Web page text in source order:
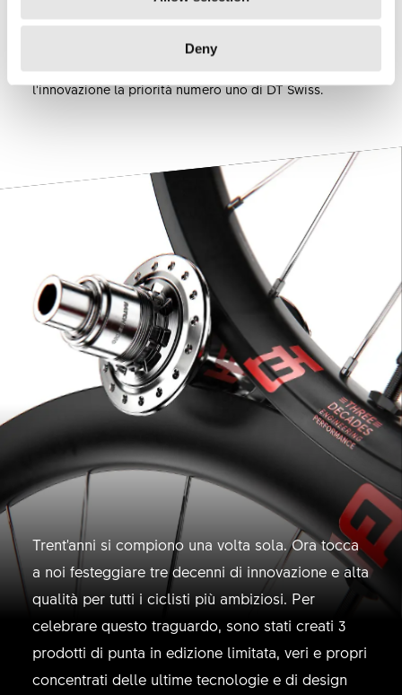
Deny
Fin dai primi giorni, l'idea di realizzare prodotti
affidabili per ciclisti ambiziosi è rimasta invariata,
facendo della dedizione per l'alta qualità e per
l'innovazione la priorità numero uno di DT Swiss.
Trent'anni si compiono una volta sola. Ora tocca
a noi festeggiare tre decenni di innovazione e alta
qualità per tutti i ciclisti più ambiziosi. Per
celebrare questo traguardo, sono stati creati 3
prodotti di punta in edizione limitata, veri e propri
concentrati delle ultime tecnologie e di design